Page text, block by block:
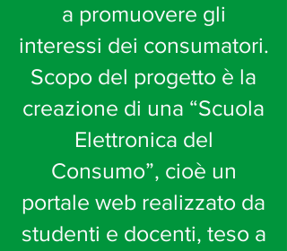
a promuovere gli
interessi dei consumatori.
Scopo del progetto è la
creazione di una “Scuola
Elettronica del
Consumo”, cioè un
portale web realizzato da
studenti e docenti, teso a